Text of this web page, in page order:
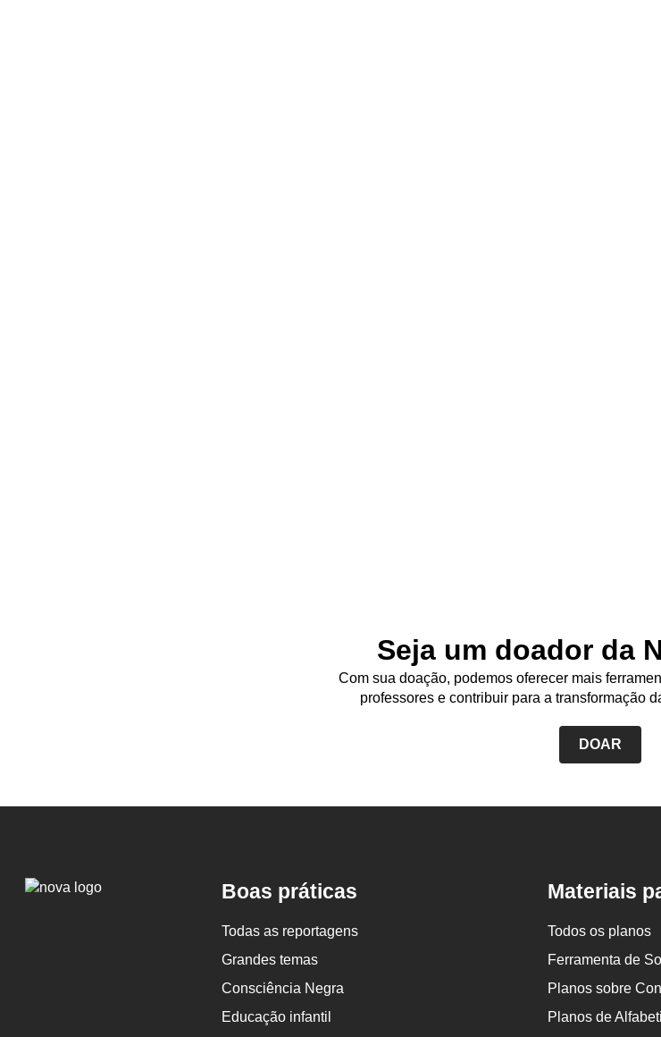
Seja um doador da
Com sua doação, podemos oferecer mais
professores e contribuir para a transformação
DOAR
Logo
Boas práticas
Todas as reportagens
Grandes temas
Consciência Negra
Educação infantil
Materiais
Todos os planos
Ferramenta de
Planos sobre
Planos de